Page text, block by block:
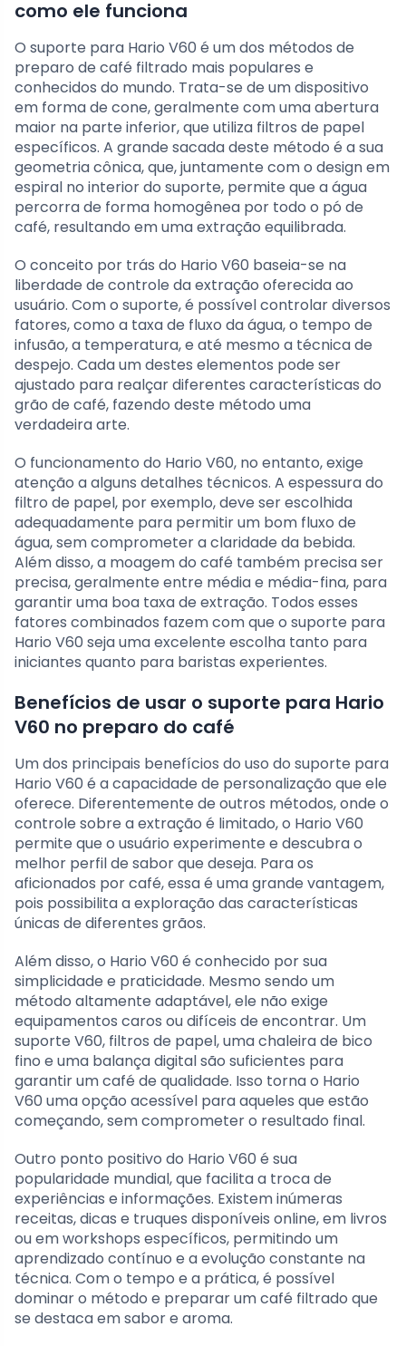
como ele funciona
O suporte para Hario V60 é um dos métodos de
preparo de café filtrado mais populares e
conhecidos do mundo. Trata-se de um dispositivo
em forma de cone, geralmente com uma abertura
maior na parte inferior, que utiliza filtros de papel
específicos. A grande sacada deste método é a sua
geometria cônica, que, juntamente com o design em
espiral no interior do suporte, permite que a água
percorra de forma homogênea por todo o pó de
café, resultando em uma extração equilibrada.
O conceito por trás do Hario V60 baseia-se na
liberdade de controle da extração oferecida ao
usuário. Com o suporte, é possível controlar diversos
fatores, como a taxa de fluxo da água, o tempo de
infusão, a temperatura, e até mesmo a técnica de
despejo. Cada um destes elementos pode ser
ajustado para realçar diferentes características do
grão de café, fazendo deste método uma
verdadeira arte.
O funcionamento do Hario V60, no entanto, exige
atenção a alguns detalhes técnicos. A espessura do
filtro de papel, por exemplo, deve ser escolhida
adequadamente para permitir um bom fluxo de
água, sem comprometer a claridade da bebida.
Além disso, a moagem do café também precisa ser
precisa, geralmente entre média e média-fina, para
garantir uma boa taxa de extração. Todos esses
fatores combinados fazem com que o suporte para
Hario V60 seja uma excelente escolha tanto para
iniciantes quanto para baristas experientes.
Benefícios de usar o suporte para Hario
V60 no preparo do café
Um dos principais benefícios do uso do suporte para
Hario V60 é a capacidade de personalização que ele
oferece. Diferentemente de outros métodos, onde o
controle sobre a extração é limitado, o Hario V60
permite que o usuário experimente e descubra o
melhor perfil de sabor que deseja. Para os
aficionados por café, essa é uma grande vantagem,
pois possibilita a exploração das características
únicas de diferentes grãos.
Além disso, o Hario V60 é conhecido por sua
simplicidade e praticidade. Mesmo sendo um
método altamente adaptável, ele não exige
equipamentos caros ou difíceis de encontrar. Um
suporte V60, filtros de papel, uma chaleira de bico
fino e uma balança digital são suficientes para
garantir um café de qualidade. Isso torna o Hario
V60 uma opção acessível para aqueles que estão
começando, sem comprometer o resultado final.
Outro ponto positivo do Hario V60 é sua
popularidade mundial, que facilita a troca de
experiências e informações. Existem inúmeras
receitas, dicas e truques disponíveis online, em livros
ou em workshops específicos, permitindo um
aprendizado contínuo e a evolução constante na
técnica. Com o tempo e a prática, é possível
dominar o método e preparar um café filtrado que
se destaca em sabor e aroma.